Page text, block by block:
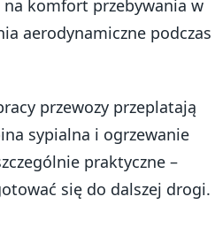
komfort przebywania w
aerodynamiczne podczas
przewozy przeplatają
sypialna i ogrzewanie
praktyczne –
się do dalszej drogi.